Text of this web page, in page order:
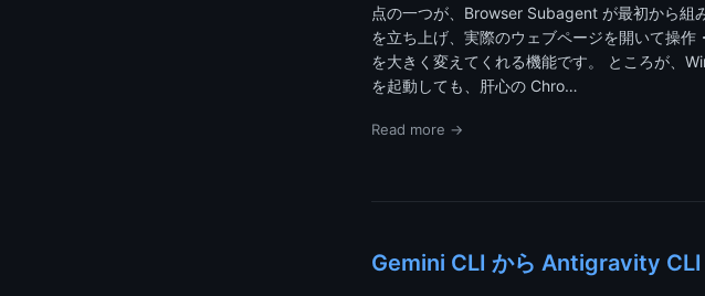
点の一つが、Browser Subagent が最初から組
を立ち上げ、実際のウェブページを開いて操
を大きく変えてくれる機能です。 ところが、
を起動しても、肝心の Chro…
Read more →
Gemini CLI から Antigravity CLI